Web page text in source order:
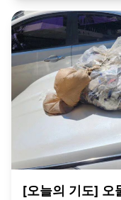
[오늘의 기도] 오